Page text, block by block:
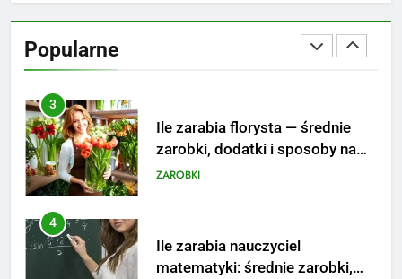
Popularne
zarobki, dodatki i sposoby na
4
Ile zarabia nauczyciel
matematyki: średnie zarobki,
dodatki i perspektywy
ZAROBKI
5
Ile zarabia podolog: poznajmy
średnie zarobki na tym